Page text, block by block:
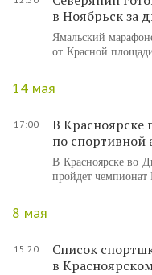
в Ноябрьск за
Ямальский
от Красной
14 мая
17:00
В Красноярске
по спортивной
В Красноярске во
пройдет чемпионат
8 мая
15:20
Список
в